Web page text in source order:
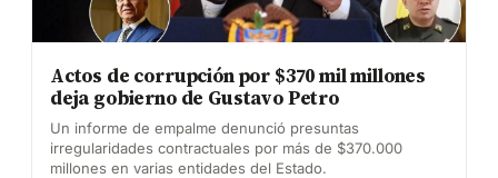
Actos de corrupción por $370 mil millones
deja gobierno de Gustavo Petro
Un informe de empalme denunció presuntas
irregularidades contractuales por más de $370.000
millones en varias entidades del Estado.